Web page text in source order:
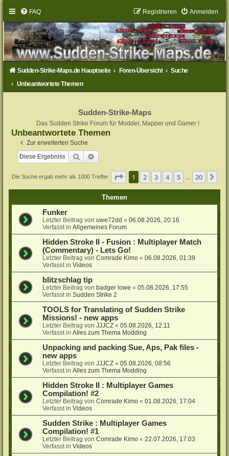
FAQ Anmelden
Registrieren
Sudden-Strike-Maps.de Hauptseite Foren-Übersicht
Suche
Unbeantwortete Themen
Sudden-Strike-Maps
Das Sudden Strike Forum für Modder, Mapper und Gamer !
Unbeantwortete Themen
Zur erweiterten Suche
Suche
Die Suche ergab mehr als 1000 Treffer Seite 1von 20
1 2 3 4 5 20
Themen
Funker
Letzter Beitrag vonuwe72dd «06.08.2026, 20:16
Verfasst inAllgemeines Forum
Hidden Stroke II - Fusion : Multiplayer Match
(Commentary) - Lets Go!
Letzter Beitrag vonComrade Kimo «06.08.2026, 01:39
Verfasst inVideos
blitzschlag tip
Letzter Beitrag vonbadger lowe «05.08.2026, 17:55
Verfasst inSudden Strike 2
TOOLS for Translating of Sudden Strike
Missions! - new apps
Letzter Beitrag vonJJJCZ «05.08.2026, 12:11
Verfasst inAlles zum Thema Modding
Unpacking and packing Sue, Aps, Pak files -
new apps
Letzter Beitrag vonJJJCZ «05.08.2026, 08:56
Verfasst inAlles zum Thema Modding
Hidden Stroke II : Multiplayer Games
Compilation! #2
Letzter Beitrag vonComrade Kimo «01.08.2026, 17:04
Verfasst inVideos
Sudden Strike : Multiplayer Games
Compilation! #1
Letzter Beitrag vonComrade Kimo «22.07.2026, 17:03
Verfasst inVideos